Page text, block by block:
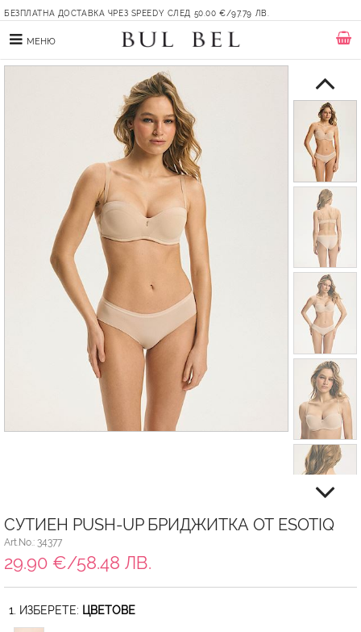
БЕЗПЛАТНА ДОСТАВКА ЧРЕЗ SPEEDY СЛЕД 50.00 €/97.79 ЛВ.
МЕНЮ
СУТИЕН PUSH-UP БРИДЖИТКА ОТ ESOTIQ
Art.No.: 34377
29.90 €/58.48 ЛВ.
1. ИЗБЕРЕТЕ: ЦВЕТОВЕ